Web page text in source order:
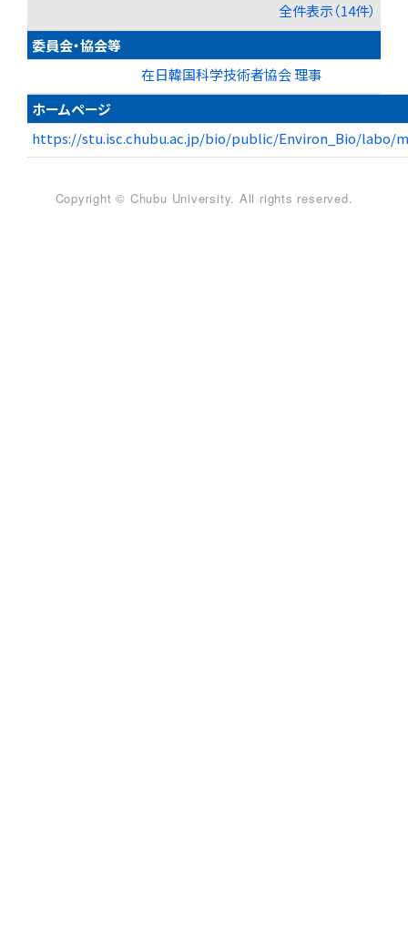
全件表示（14件）
委員会・協会等
在日韓国科学技術者協会 理事
ホームページ
https://stu.isc.chubu.ac.jp/bio/public/Environ_Bio/labo/
Copyright © Chubu University. All rights reserved.